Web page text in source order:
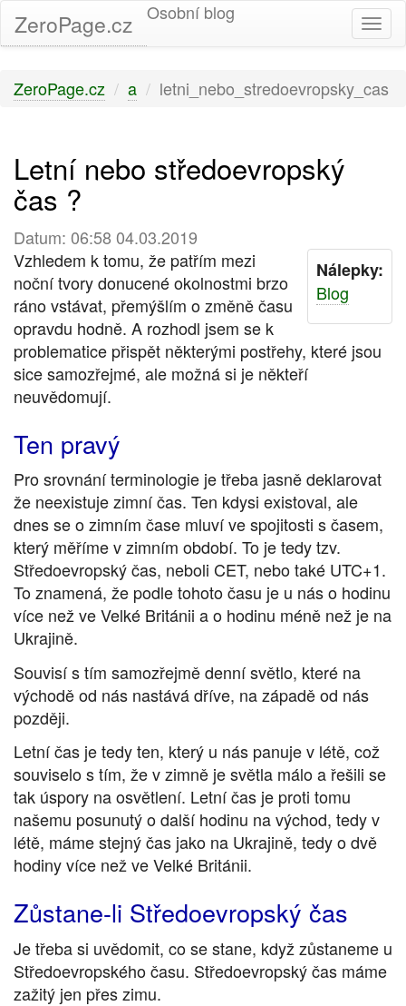
ZeroPage.cz Osobní blog
ZeroPage.cz a letni_nebo_stredoevropsky_cas
Letní nebo středoevropský
čas ?
Datum: 06:58 04.03.2019
Nálepky:
Blog
Vzhledem k tomu, že patřím mezi
noční tvory donucené okolnostmi brzo
ráno vstávat, přemýšlím o změně času
opravdu hodně. A rozhodl jsem se k
problematice přispět některými postřehy, které jsou
sice samozřejmé, ale možná si je někteří
neuvědomují.
Ten pravý
Pro srovnání terminologie je třeba jasně deklarovat
že neexistuje zimní čas. Ten kdysi existoval, ale
dnes se o zimním čase mluví ve spojitosti s časem,
který měříme v zimním období. To je tedy tzv.
Středoevropský čas, neboli CET, nebo také UTC+1.
To znamená, že podle tohoto času je u nás o hodinu
více než ve Velké Británii a o hodinu méně než je na
Ukrajině.
Souvisí s tím samozřejmě denní světlo, které na
východě od nás nastává dříve, na západě od nás
později.
Letní čas je tedy ten, který u nás panuje v létě, což
souviselo s tím, že v zimně je světla málo a řešili se
tak úspory na osvětlení. Letní čas je proti tomu
našemu posunutý o další hodinu na východ, tedy v
létě, máme stejný čas jako na Ukrajině, tedy o dvě
hodiny více než ve Velké Británii.
Zůstane-li Středoevropský čas
Je třeba si uvědomit, co se stane, když zůstaneme u
Středoevropského času. Středoevropský čas máme
zažitý jen přes zimu.